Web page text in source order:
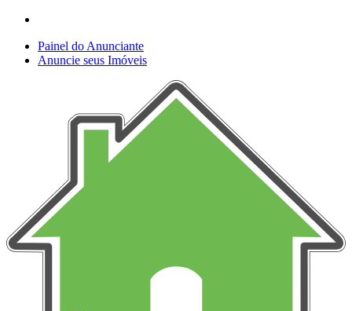
Painel do Anunciante
Anuncie seus Imóveis